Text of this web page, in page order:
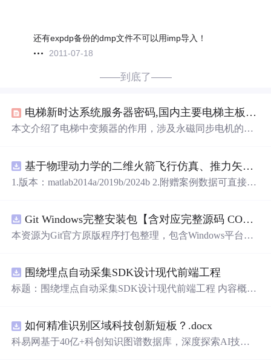
还有expdp备份的dmp文件不可以用imp导入！
2011-07-18
——到底了——
电梯新时达系统服务器密码,国内主要电梯主板密码及变频器密码
本文介绍了电梯中变频器的作用，涉及永磁同步电机的工
如何进行密码设置和参数调整。
基于物理动力学的二维火箭飞行仿真、推力矢量建模和闭环俯仰角控制，采用MATLABSimulink技术。.zip
1.版本：matlab2014a/2019b/2024b 2.附赠案例数据可直接运
工程、数学等专业的大学生课程设计、期末大作业和毕业
设计。
Git Windows完整安装包【含对应完整源码 COPYING协议 GPL‑v2】
本资源为Git官方原版程序打包整理，包含Windows平台Git
PL‑v2)。 Git为开源软件，官方原版可以免费获取。本资源
仅为整理归档，非本人原创作品。 分发遵从GPL‑v2许可要
用于版本控制。 使用场景：本地Git环境部署。
围绕埋点自动采集SDK设计现代前端工程
标题：围绕埋点自动采集SDK设计现代前端工程 内容概
实现重点。 https://m.qzgqxd.com/news/zuqiu/11900.html http
s://m.uniintell.com/index https://m.uniintell.com/live/zuqiu/ http
如何精准识别区域科技创新短板？.docx
科易网基于40亿+科创知识图谱数据库，深度探索AI技术